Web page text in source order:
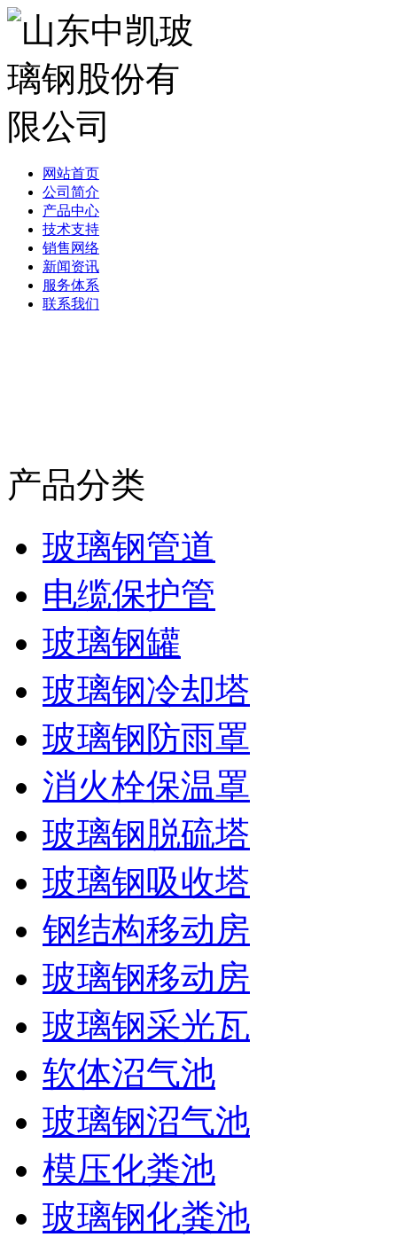
网站首页
公司简介
产品中心
技术支持
销售网络
新闻资讯
服务体系
联系我们
产品分类
玻璃钢管道
电缆保护管
玻璃钢罐
玻璃钢冷却塔
玻璃钢防雨罩
消火栓保温罩
玻璃钢脱硫塔
玻璃钢吸收塔
钢结构移动房
玻璃钢移动房
玻璃钢采光瓦
软体沼气池
玻璃钢沼气池
模压化粪池
玻璃钢化粪池